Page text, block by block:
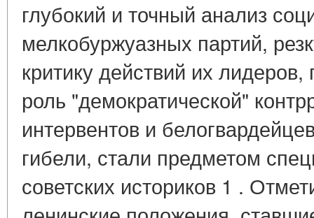
глубокий и точный анализ
мелкобуржуазных партий,
критику действий их
роль "демократической"
интервентов и
гибели, стали предметом
советских историков 1 .